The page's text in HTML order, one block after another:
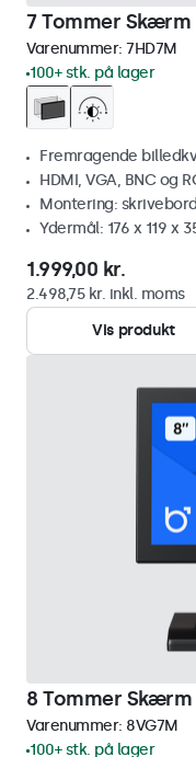
7 Tommer
Varenummer: 7HD7M
100+ stk. på lager
Fremragende
HDMI, VGA, BNC og
Montering:
Ydermål: 176 x 119 x
1.999,00 kr.
2.498,75 kr. inkl. moms
Vis produkt
8 Tommer
Varenummer: 8VG7M
100+ stk. på lager